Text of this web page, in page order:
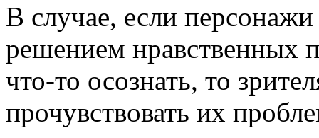
В случае, если
решением нравственных
что-то осознать, то
прочувствовать их